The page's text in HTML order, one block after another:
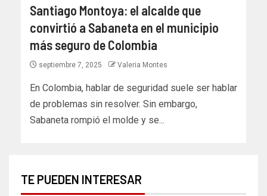
Santiago Montoya: el alcalde que
convirtió a Sabaneta en el municipio
más seguro de Colombia
septiembre 7, 2025 Valeria Montes
En Colombia, hablar de seguridad suele ser hablar
de problemas sin resolver. Sin embargo,
Sabaneta rompió el molde y se...
TE PUEDEN INTERESAR